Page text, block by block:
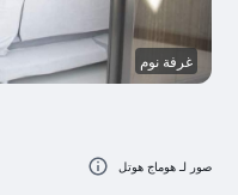
غرفة نوم
صور لـ هوماج هوتل